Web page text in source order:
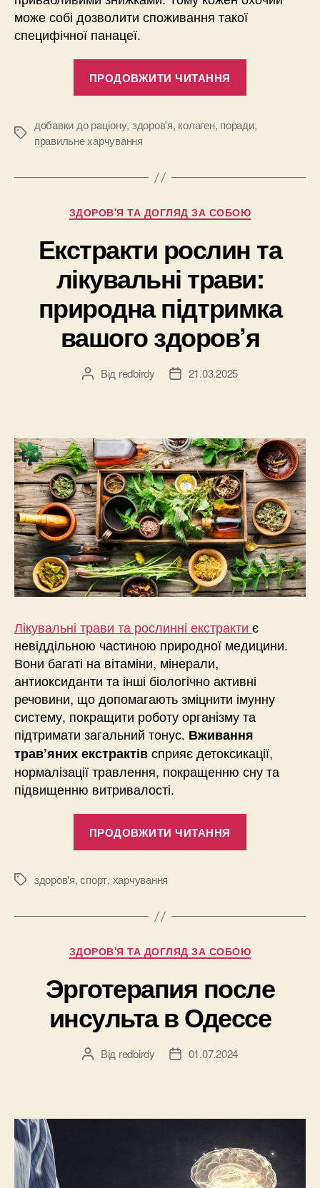
може собі дозволити споживання такої
специфічної панацеї.
ПРОДОВЖИТИ ЧИТАННЯ
й
вашої
й
суглобів”
Позначки
добавки до раціону, здоров'я, колаген, поради,
правильне харчування
Категорії
ЗДОРОВ'Я ТА ДОГЛЯД ЗА СОБОЮ
Екстракти рослин та
лікувальні трави:
природна підтримка
вашого здоров’я
Автор
Від redbirdy
Дата21.03.2025
Лікувальні трави та рослинні екстракти є
невіддільною частиною природної медицини.
Вони багаті на вітаміни, мінерали,
антиоксиданти та інші біологічно активні
речовини, що допомагають зміцнити імунну
систему, покращити роботу організму та
підтримати загальний тонус. Вживання
трав’яних екстрактівсприяє детоксикації,
нормалізації травлення, покращенню сну та
підвищенню витривалості.
ПРОДОВЖИТИ ЧИТАННЯ
природна
вашого
Позначки
здоров'я,спорт, харчування
Категорії
ЗДОРОВ'Я ТА ДОГЛЯД ЗА СОБОЮ
Эрготерапия после
инсульта в Одессе
Автор
Від redbirdy
Дата01.07.2024